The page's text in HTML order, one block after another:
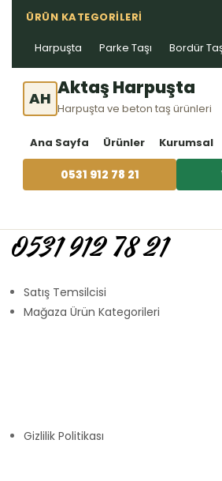
ÜRÜN KATEGORILERI
Harpuşta Parke Taşı Bordür
AH Aktaş Harpuşta
Harpuşta ve beton taş ürünleri
Ana Sayfa Ürünler Kurumsal
0531 912 78 21
0531 912 78 21
Satış Temsilcisi
Mağaza Ürün Kategorileri
Gizlilik Politikası